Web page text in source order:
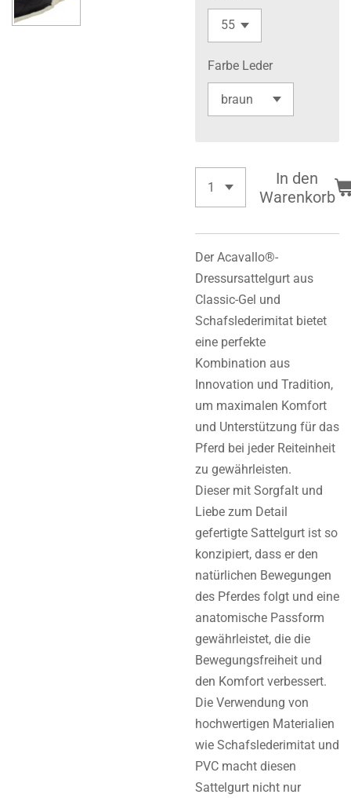
Farbe Leder
In den
Warenkorb
Der Acavallo®-
Dressursattelgurt aus
Classic-Gel und
Schafslederimitat bietet
eine perfekte
Kombination aus
Innovation und Tradition,
um maximalen Komfort
und Unterstützung für das
Pferd bei jeder Reiteinheit
zu gewährleisten.
Dieser mit Sorgfalt und
Liebe zum Detail
gefertigte Sattelgurt ist so
konzipiert, dass er den
natürlichen Bewegungen
des Pferdes folgt und eine
anatomische Passform
gewährleistet, die die
Bewegungsfreiheit und
den Komfort verbessert.
Die Verwendung von
hochwertigen Materialien
wie Schafslederimitat und
PVC macht diesen
Sattelgurt nicht nur